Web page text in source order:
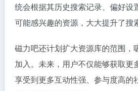
统会根据其历史搜索记录、偏好设
可能感兴趣的资源，大大提升了搜
磁力吧还计划扩大资源库的范围，
加入。未来，用户不仅能够获取更
享受到更多互动性强、参与度高的